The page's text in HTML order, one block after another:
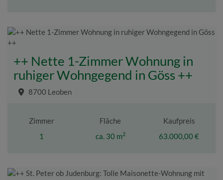
++ Nette 1-Zimmer Wohnung in
ruhiger Wohngegend in Göss ++
8700 Leoben
Zimmer
1
Fläche
ca. 30 m2
Kaufpreis
63.000,00 €